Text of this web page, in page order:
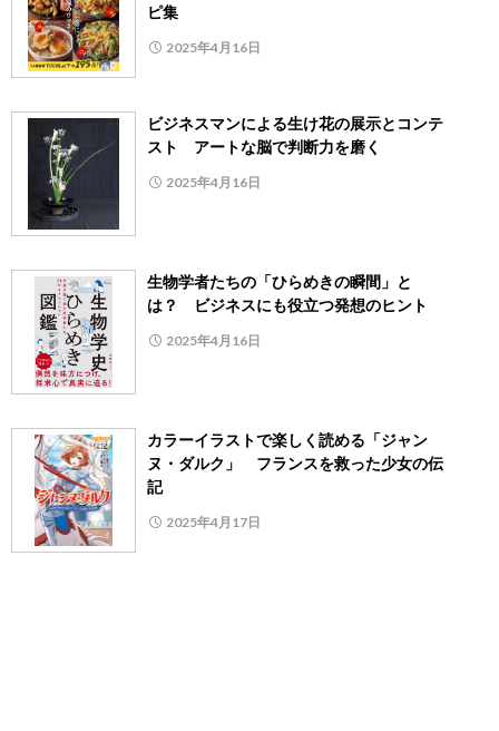
ピ集
2025年4月16日
ビジネスマンによる生け花の展示とコンテ
スト アートな脳で判断力を磨く
2025年4月16日
生物学者たちの「ひらめきの瞬間」と
は？ ビジネスにも役立つ発想のヒント
2025年4月16日
カラーイラストで楽しく読める「ジャン
ヌ・ダルク」 フランスを救った少女の伝
記
2025年4月17日